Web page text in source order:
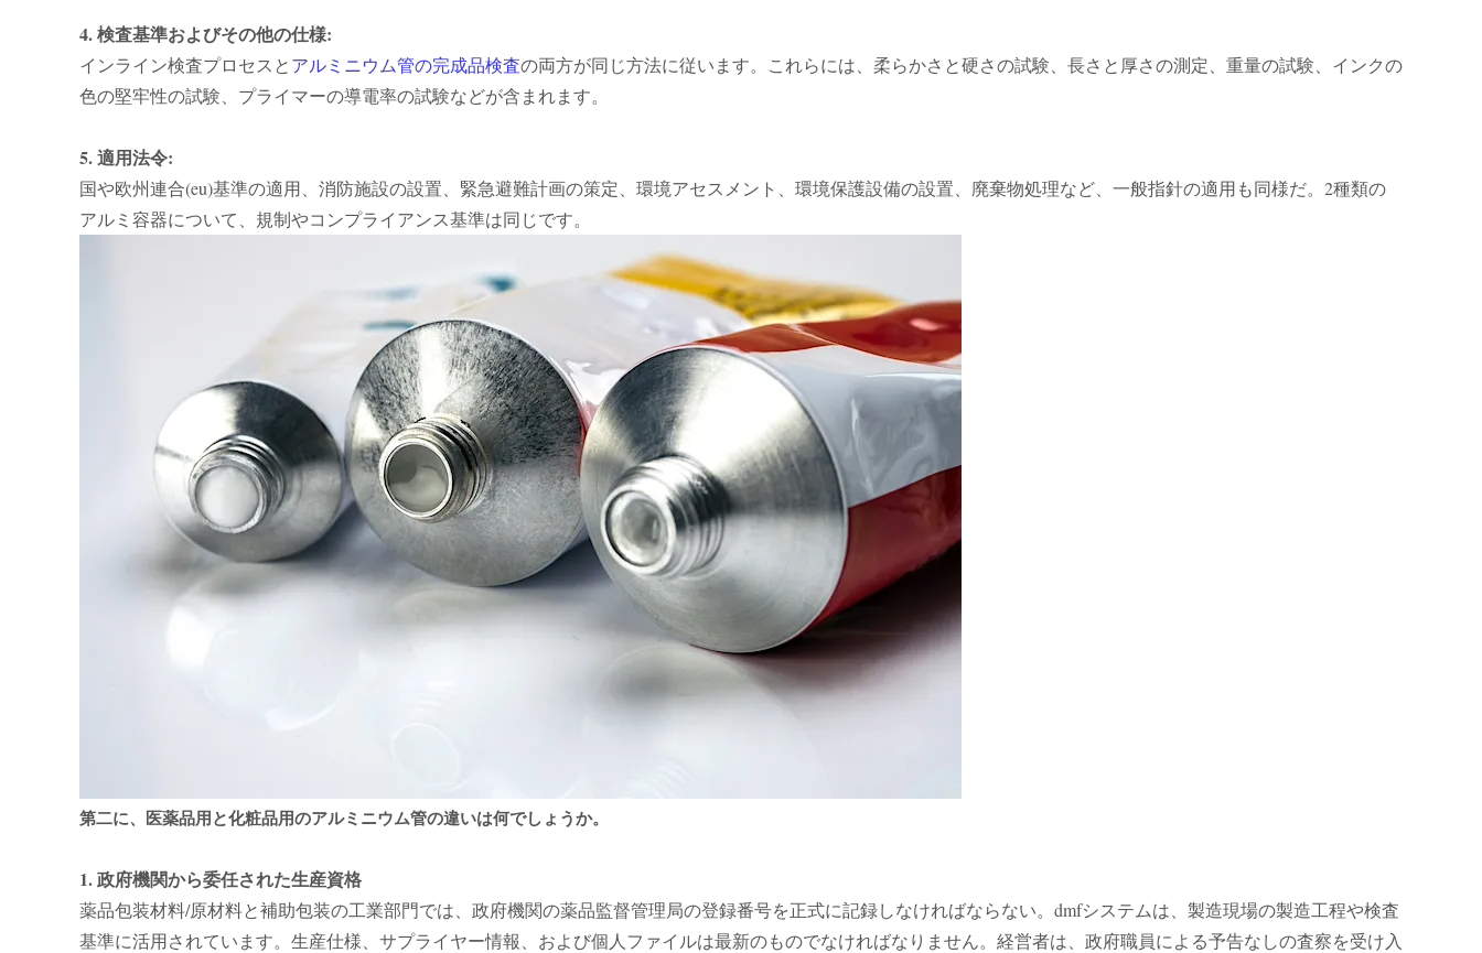
4. 検査基準およびその他の仕様:
インライン検査プロセスとアルミニウム管の完成品検査の両方が同じ方法に従います。これらには、柔らかさと硬さの試験、長さと厚さの測定、重量の試験、インクの
色の堅牢性の試験、プライマーの導電率の試験などが含まれます。
5. 適用法令:
国や欧州連合(eu)基準の適用、消防施設の設置、緊急避難計画の策定、環境アセスメント、環境保護設備の設置、廃棄物処理など、一般指針の適用も同様だ。2種類の
アルミ容器について、規制やコンプライアンス基準は同じです。
第二に、医薬品用と化粧品用のアルミニウム管の違いは何でしょうか。
1. 政府機関から委任された生産資格
薬品包装材料/原材料と補助包装の工業部門では、政府機関の薬品監督管理局の登録番号を正式に記録しなければならない。dmfシステムは、製造現場の製造工程や検査
基準に活用されています。生産仕様、サプライヤー情報、および個人ファイルは最新のものでなければなりません。経営者は、政府職員による予告なしの査察を受け入